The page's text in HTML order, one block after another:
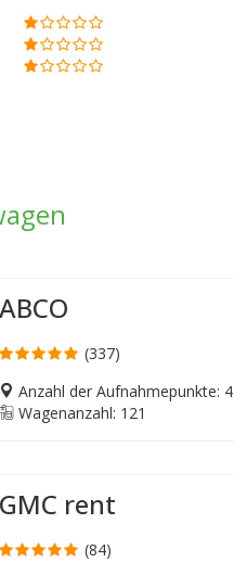
ABCO
(337)
Anzahl der Aufnahmepunkte: 4
Wagenanzahl: 121
GMC rent
(84)